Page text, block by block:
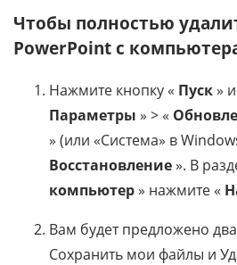
Чтобы полностью
PowerPoint с
Нажмите кнопку « Пуск»
Параметры » > «
» (или «Система» в
Восстановление». В
компьютер» нажмите «
Вам будет предложено
Сохранить мои файлы и